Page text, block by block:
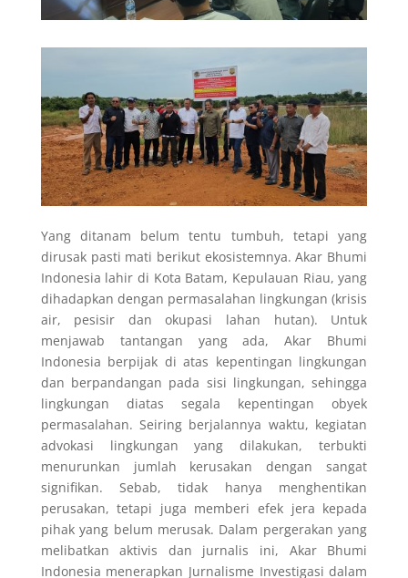
Yang ditanam belum tentu tumbuh, tetapi yang
dirusak pasti mati berikut ekosistemnya. Akar Bhumi
Indonesia lahir di Kota Batam, Kepulauan Riau, yang
dihadapkan dengan permasalahan lingkungan (krisis
air, pesisir dan okupasi lahan hutan). Untuk
menjawab tantangan yang ada, Akar Bhumi
Indonesia berpijak di atas kepentingan lingkungan
dan berpandangan pada sisi lingkungan, sehingga
lingkungan diatas segala kepentingan obyek
permasalahan. Seiring berjalannya waktu, kegiatan
advokasi lingkungan yang dilakukan, terbukti
menurunkan jumlah kerusakan dengan sangat
signifikan. Sebab, tidak hanya menghentikan
perusakan, tetapi juga memberi efek jera kepada
pihak yang belum merusak. Dalam pergerakan yang
melibatkan aktivis dan jurnalis ini, Akar Bhumi
Indonesia menerapkan Jurnalisme Investigasi dalam